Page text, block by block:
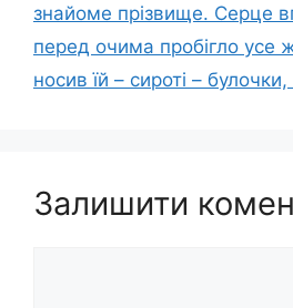
знайоме прізвище. Серце
перед очима пробігло усе
носив їй – сироті –
Залишити